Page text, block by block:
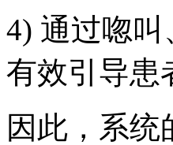
4) 通过唿
有效引导患
因此，系